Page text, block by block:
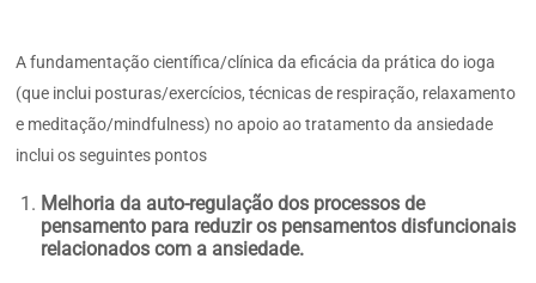
A fundamentação científica/clínica da eficácia da prática do ioga
(que inclui posturas/exercícios, técnicas de respiração, relaxamento
e meditação/mindfulness) no apoio ao tratamento da ansiedade
inclui os seguintes pontos
Melhoria da auto-regulação dos processos de
pensamento para reduzir os pensamentos disfuncionais
relacionados com a ansiedade.